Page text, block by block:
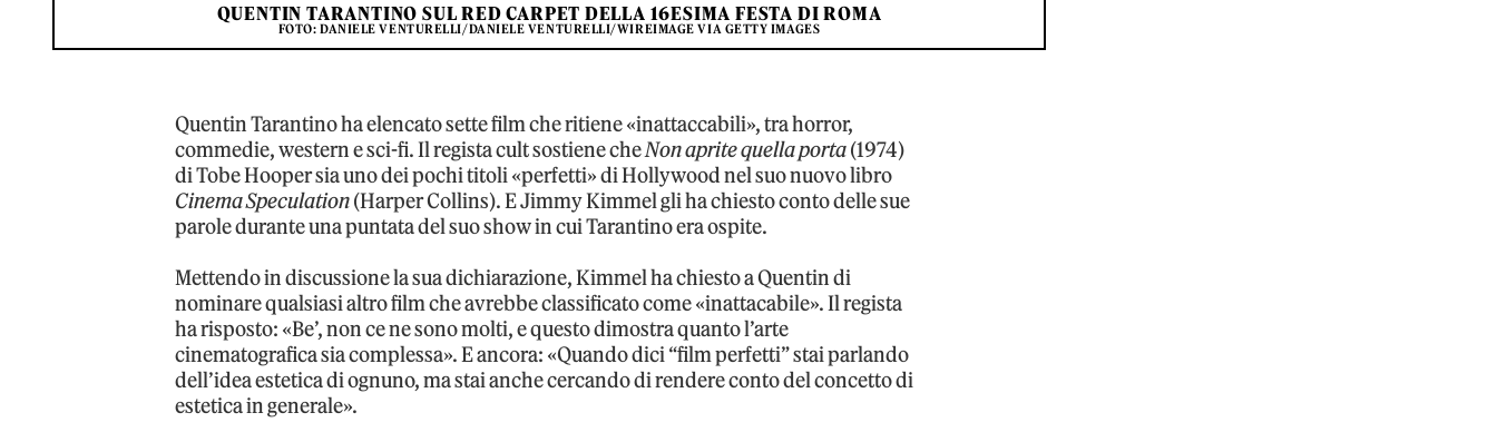
QUENTIN TARANTINO SUL RED CARPET DELLA 16ESIMA FESTA DI ROMA
FOTO: DANIELE VENTURELLI/DANIELE VENTURELLI/WIREIMAGE VIA GETTY IMAGES
Quentin Tarantino ha elencato sette film che ritiene «inattaccabili», tra horror,
commedie, western e sci-fi. Il regista cult sostiene cheNon aprite quella porta(1974)
di Tobe Hooper sia uno dei pochi titoli «perfetti» di Hollywood nel suo nuovo libro
Cinema Speculation(Harper Collins). E Jimmy Kimmel gli ha chiesto conto delle sue
parole durante una puntata del suo show in cui Tarantino era ospite.
Mettendo in discussione la sua dichiarazione, Kimmel ha chiesto a Quentin di
nominare qualsiasi altro film che avrebbe classificato come «inattacabile». Il regista
ha risposto: «Be’, non ce ne sono molti, e questo dimostra quanto l’arte
cinematografica sia complessa». E ancora: «Quando dici “film perfetti” stai parlando
dell’idea estetica di ognuno, ma stai anche cercando di rendere conto del concetto di
estetica in generale».